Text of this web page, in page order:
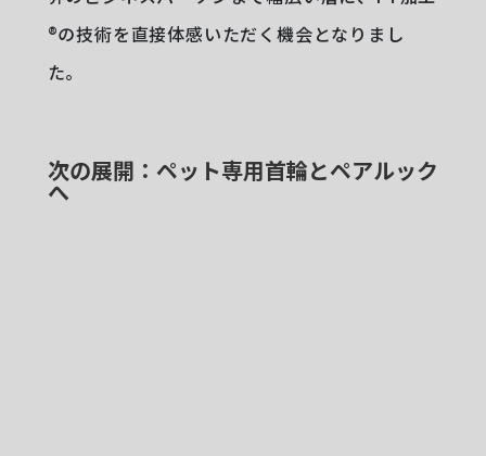
®︎の技術を直接体感いただく機会となりまし
た。
次の展開：ペット専用首輪とペアルック
へ